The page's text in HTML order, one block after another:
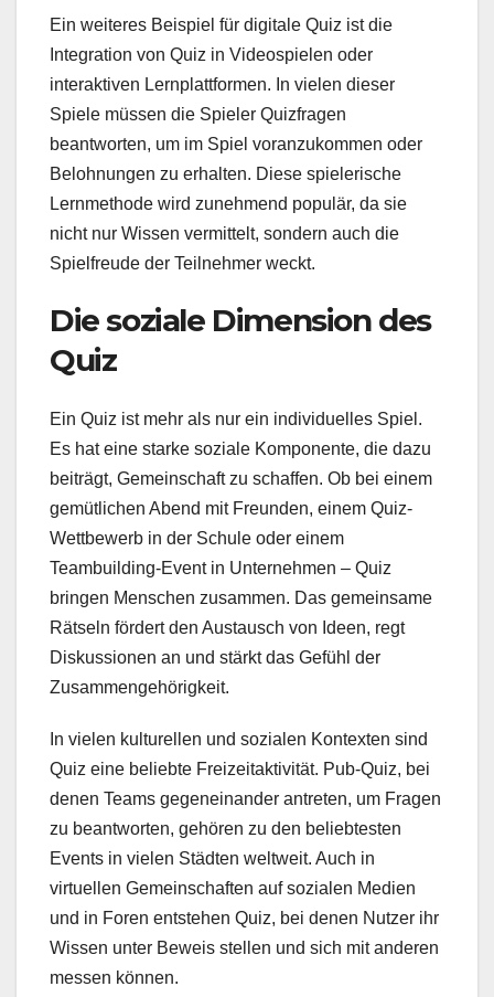
Ein weiteres Beispiel für digitale Quiz ist die
Integration von Quiz in Videospielen oder
interaktiven Lernplattformen. In vielen dieser
Spiele müssen die Spieler Quizfragen
beantworten, um im Spiel voranzukommen oder
Belohnungen zu erhalten. Diese spielerische
Lernmethode wird zunehmend populär, da sie
nicht nur Wissen vermittelt, sondern auch die
Spielfreude der Teilnehmer weckt.
Die soziale Dimension des
Quiz
Ein Quiz ist mehr als nur ein individuelles Spiel.
Es hat eine starke soziale Komponente, die dazu
beiträgt, Gemeinschaft zu schaffen. Ob bei einem
gemütlichen Abend mit Freunden, einem Quiz-
Wettbewerb in der Schule oder einem
Teambuilding-Event in Unternehmen – Quiz
bringen Menschen zusammen. Das gemeinsame
Rätseln fördert den Austausch von Ideen, regt
Diskussionen an und stärkt das Gefühl der
Zusammengehörigkeit.
In vielen kulturellen und sozialen Kontexten sind
Quiz eine beliebte Freizeitaktivität. Pub-Quiz, bei
denen Teams gegeneinander antreten, um Fragen
zu beantworten, gehören zu den beliebtesten
Events in vielen Städten weltweit. Auch in
virtuellen Gemeinschaften auf sozialen Medien
und in Foren entstehen Quiz, bei denen Nutzer ihr
Wissen unter Beweis stellen und sich mit anderen
messen können.